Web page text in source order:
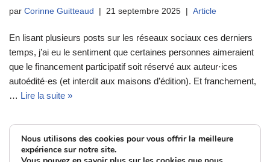
par Corinne Guitteaud 21 septembre 2025 Article
En lisant plusieurs posts sur les réseaux sociaux ces derniers
temps, j’ai eu le sentiment que certaines personnes aimeraient
que le financement participatif soit réservé aux auteur·ices
autoédité·es (et interdit aux maisons d’édition). Et franchement,
… Lire la suite »
Nous utilisons des cookies pour vous offrir la meilleure
expérience sur notre site.